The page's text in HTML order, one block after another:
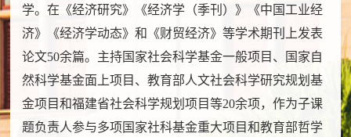
学。在《经济研究》《经济学（季刊）》《中国工业经
济》《经济学动态》和《财贸经济》等学术期刊上发表
论文50余篇。主持国家社会科学基金一般项目、国家自
然科学基金面上项目、教育部人文社会科学研究规划基
金项目和福建省社会科学规划项目等20余项，作为子课
题负责人参与多项国家社科基金重大项目和教育部哲学